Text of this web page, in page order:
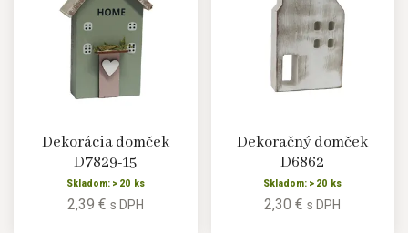
Dekorácia domček
D7829-15
Skladom: > 20 ks
2,39 € s DPH
Dekoračný domček
D6862
Skladom: > 20 ks
2,30 €s DPH